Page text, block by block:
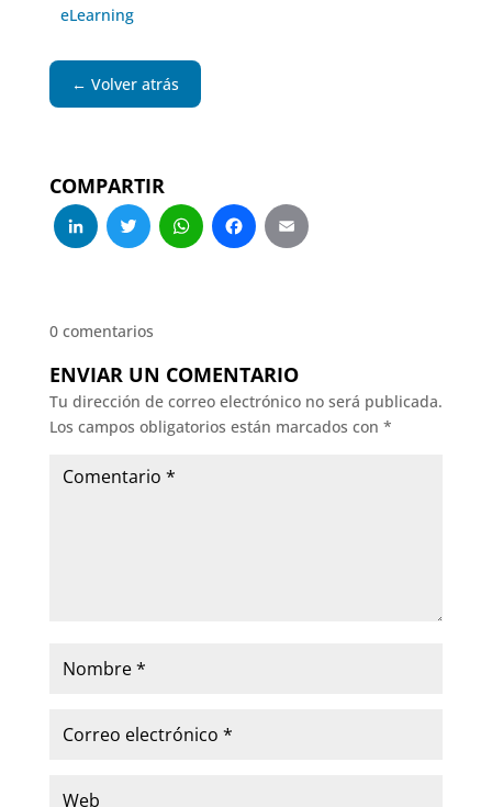
eLearning
← Volver atrás
COMPARTIR
LinkedIn
Twitter
WhatsApp
Facebook
0 comentarios
ENVIAR UN COMENTARIO
Tu dirección de correo electrónico no será publicada.
Los campos obligatorios están marcados con *